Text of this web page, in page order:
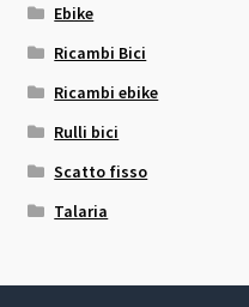
Ebike
Ricambi Bici
Ricambi ebike
Rulli bici
Scatto fisso
Talaria